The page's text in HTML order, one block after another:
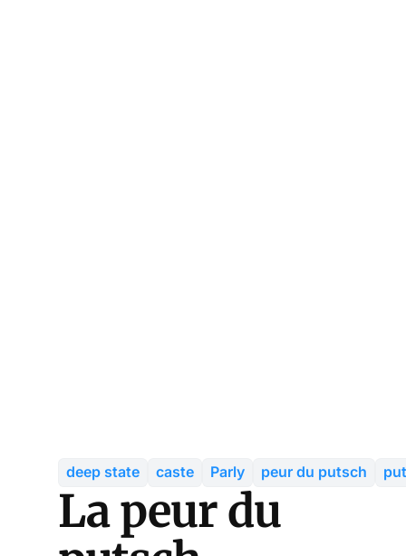
deep state caste Parly peur du putsch
La peur du